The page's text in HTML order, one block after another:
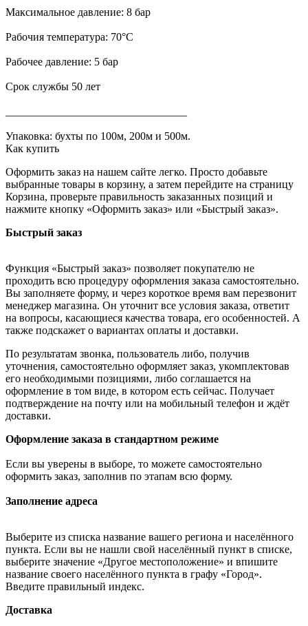
Максимальное давление: 8 бар
Рабочия температура: 70°C
Рабочее давление: 5 бар
Срок службы 50 лет
Упаковка: бухты по 100м, 200м и 500м.
Как купить
Оформить заказ на нашем сайте легко. Просто добавьте
выбранные товары в корзину, а затем перейдите на страницу
Корзина, проверьте правильность заказанных позиций и
нажмите кнопку «Оформить заказ» или «Быстрый заказ».
Быстрый заказ
Функция «Быстрый заказ» позволяет покупателю не
проходить всю процедуру оформления заказа самостоятельно.
Вы заполняете форму, и через короткое время вам перезвонит
менеджер магазина. Он уточнит все условия заказа, ответит
на вопросы, касающиеся качества товара, его особенностей. А
также подскажет о вариантах оплаты и доставки.
По результатам звонка, пользователь либо, получив
уточнения, самостоятельно оформляет заказ, укомплектовав
его необходимыми позициями, либо соглашается на
оформление в том виде, в котором есть сейчас. Получает
подтверждение на почту или на мобильный телефон и ждёт
доставки.
Оформление заказа в стандартном режиме
Если вы уверены в выборе, то можете самостоятельно
оформить заказ, заполнив по этапам всю форму.
Заполнение адреса
Выберите из списка название вашего региона и населённого
пункта. Если вы не нашли свой населённый пункт в списке,
выберите значение «Другое местоположение» и впишите
название своего населённого пункта в графу «Город».
Введите правильный индекс.
Доставка